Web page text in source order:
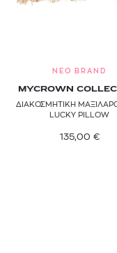
NEO BRAND
MYCROWN
ΔΙΑΚΟΣΜΗΤΙΚΗ
LUCKY PILLOW
135,00 €